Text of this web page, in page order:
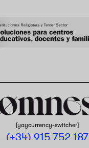
[yaycurrency-switcher]
(+34) 915 752 187